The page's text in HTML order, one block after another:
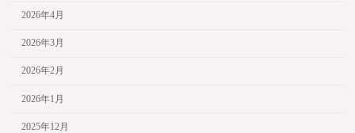
2026年4月
2026年3月
2026年2月
2026年1月
2025年12月